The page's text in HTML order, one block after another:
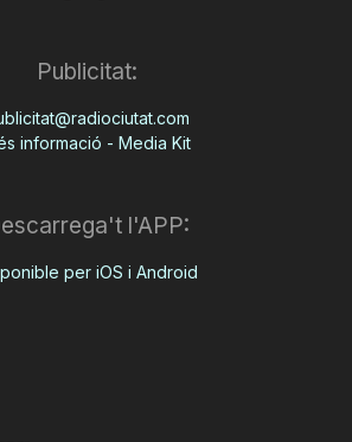
Publicitat:
informació - Media Kit
l'APP:
per iOS i Android